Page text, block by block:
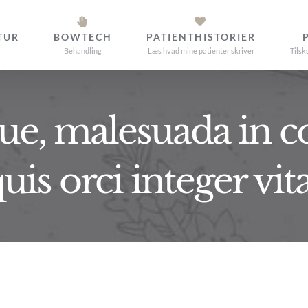
BOWTECH
Behandling
PATIENTHISTORIER
Læs hvad mine patienter skriver
malesuada in
orci integer